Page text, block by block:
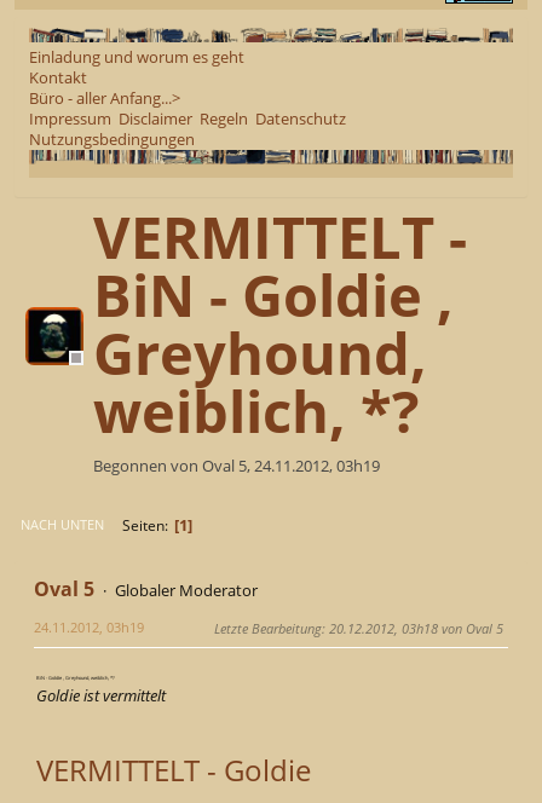
Einladung und worum es geht
Kontakt
Büro - aller Anfang...>
Impressum Disclaimer Regeln Datenschutz
Nutzungsbedingungen
VERMITTELT -
BiN - Goldie ,
Greyhound,
weiblich, *?
Begonnen von Oval 5, 24.11.2012, 03h19
NACH UNTEN Seiten 1
Oval 5 Globaler Moderator
24.11.2012, 03h19 Letzte Bearbeitung: 20.12.2012, 03h18 von Oval 5
BiN - Goldie , Greyhound, weiblich, *?
Goldie ist vermittelt
VERMITTELT - Goldie